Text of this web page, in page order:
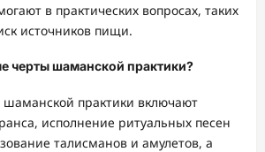
в практических вопросах, таких
источников пищи.
черты шаманской практики?
практики включают
исполнение ритуальных песен
талисманов и амулетов, а